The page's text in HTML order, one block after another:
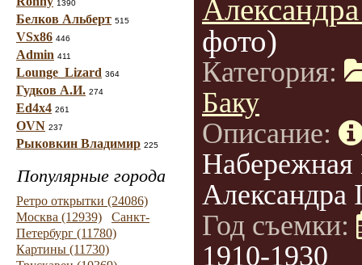
1390
Белков Альберт 515
VSx86 446
Admin 411
Lounge_Lizard 364
Гудков А.И. 274
Ed4x4 261
OVN 237
Рыковкин Владимир 225
Популярные города
Ретро открытки (24086)
Москва (12939)
Санкт-
Петербург (11780)
Картины (11730)
фото)
Категория:
Баку
Описание:
Александра
Год съемки:
1910-1930